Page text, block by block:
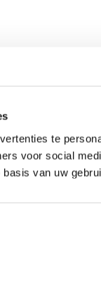
te
voor social
van uw